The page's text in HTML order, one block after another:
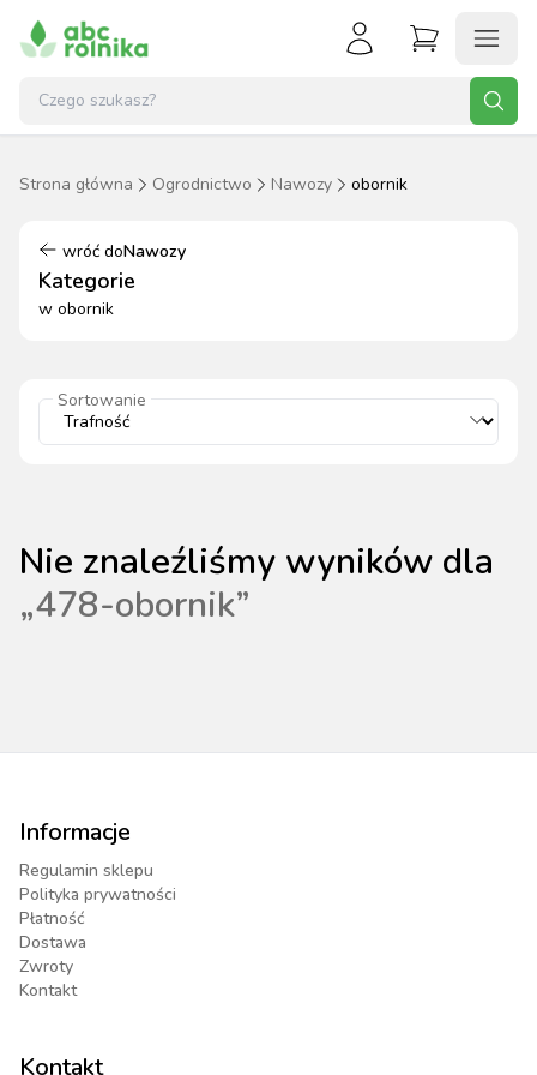
Strona główna Ogrodnictwo Nawozy obornik
wróć doNawozy
Kategorie
w obornik
Sortowanie
Nie znaleźliśmy wyników dla
„478-obornik”
Informacje
Regulamin sklepu
Polityka prywatności
Płatność
Dostawa
Zwroty
Kontakt
Kontakt